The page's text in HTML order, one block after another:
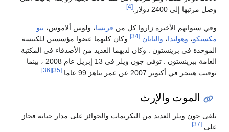
وصل مرتبها إلى 2400 دولار.
[4]
وفي سنواتهم الأخيرة زاروا كل من فرنسا، ولوس ألاموس، نيو
مكسيكو، وهولندا، واليابان [34]
وكان كليهما عضوا مؤسسين للكنيسة
الموحدة في برينستون . وكان لديهما العديد من الأصدقاء في المكتبة
العامة ببرينستون . توفي جون ويلر في 13 إبريل عام 2008 ، بينما
توفيت هينجر في أكتوبر 2007 عن عمر يناهز 99 عاما.
[35]
[36]
الموت والإرث
تلقى جون ويلر العديد من التكريمات والجوائز على مدار حياته فحاز
على:[37]